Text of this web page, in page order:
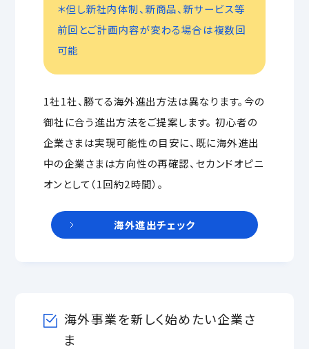
＊但し新社内体制、新商品、新サービス等
前回とご計画内容が変わる場合は複数回
可能
1社1社、勝てる海外進出方法は異なります。今の
御社に合う進出方法をご提案します。 初心者の
企業さまは実現可能性の目安に、既に海外進出
中の企業さまは方向性の再確認、セカンドオピニ
オンとして（1回約2時間）。
海外進出チェック
海外事業を新しく始めたい企業さ
ま